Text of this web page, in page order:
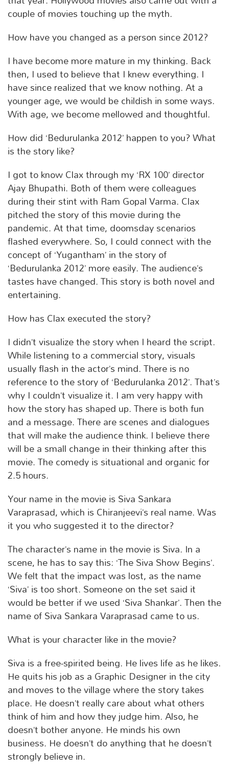
couple of movies touching up the myth.
How have you changed as a person since 2012?
I have become more mature in my thinking. Back
then, I used to believe that I knew everything. I
have since realized that we know nothing. At a
younger age, we would be childish in some ways.
With age, we become mellowed and thoughtful.
How did ‘Bedurulanka 2012’ happen to you? What
is the story like?
I got to know Clax through my ‘RX 100’ director
Ajay Bhupathi. Both of them were colleagues
during their stint with Ram Gopal Varma. Clax
pitched the story of this movie during the
pandemic. At that time, doomsday scenarios
flashed everywhere. So, I could connect with the
concept of ‘Yugantham’ in the story of
‘Bedurulanka 2012’ more easily. The audience’s
tastes have changed. This story is both novel and
entertaining.
How has Clax executed the story?
I didn’t visualize the story when I heard the script.
While listening to a commercial story, visuals
usually flash in the actor’s mind. There is no
reference to the story of ‘Bedurulanka 2012’. That’s
why I couldn’t visualize it. I am very happy with
how the story has shaped up. There is both fun
and a message. There are scenes and dialogues
that will make the audience think. I believe there
will be a small change in their thinking after this
movie. The comedy is situational and organic for
2.5 hours.
Your name in the movie is Siva Sankara
Varaprasad, which is Chiranjeevi’s real name. Was
it you who suggested it to the director?
The character’s name in the movie is Siva. In a
scene, he has to say this: ‘The Siva Show Begins’.
We felt that the impact was lost, as the name
‘Siva’ is too short. Someone on the set said it
would be better if we used ‘Siva Shankar’. Then the
name of Siva Sankara Varaprasad came to us.
What is your character like in the movie?
Siva is a free-spirited being. He lives life as he likes.
He quits his job as a Graphic Designer in the city
and moves to the village where the story takes
place. He doesn’t really care about what others
think of him and how they judge him. Also, he
doesn’t bother anyone. He minds his own
business. He doesn’t do anything that he doesn’t
strongly believe in.